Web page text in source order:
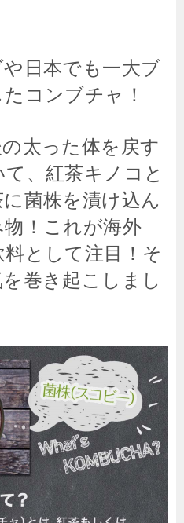
日本でも一大ブ
コンブチャ！
太った体を戻す
、紅茶キノコと
菌株を漬け込ん
！これが海外
として注目！そ
巻き起こしまし